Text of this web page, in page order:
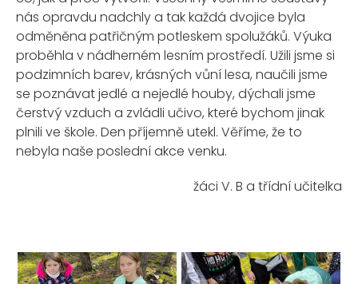
nás opravdu nadchly a tak každá dvojice byla
odměněna patřičným potleskem spolužáků. Výuka
proběhla v nádherném lesním prostředí. Užili jsme si
podzimních barev, krásných vůní lesa, naučili jsme
se poznávat jedlé a nejedlé houby, dýchali jsme
čerstvý vzduch a zvládli učivo, které bychom jinak
plnili ve škole. Den příjemně utekl. Věříme, že to
nebyla naše poslední akce venku.
žáci V. B a třídní učitelka